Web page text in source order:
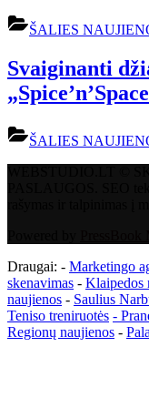
ŠALIES
Svaiginanti
ŠALIES
Draugai: - Marketingo
skenavimas - Klaipedos
naujienos - Saulius
Teniso treniruotės -
Regionų naujienos -